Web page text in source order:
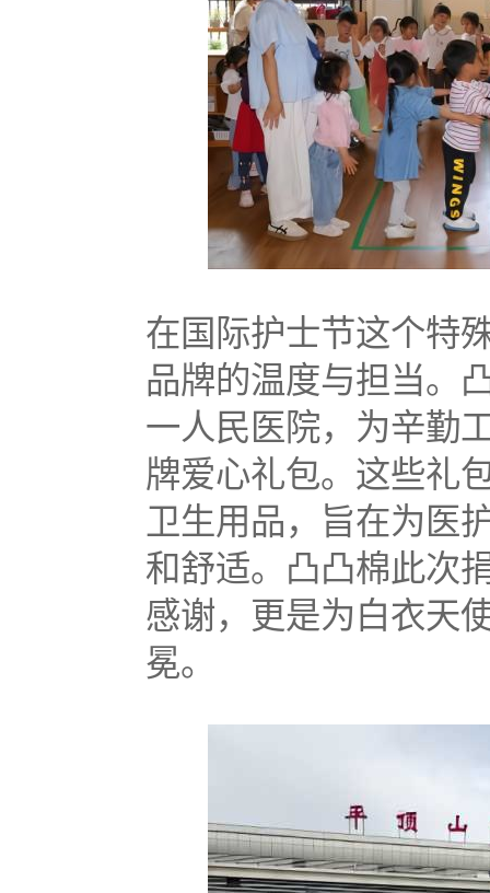
在国际护士节这个特
品牌的温度与担当。
一人民医院，为辛勤
牌爱心礼包。这些礼
卫生用品，旨在为医
和舒适。凸凸棉此次
感谢，更是为白衣天
冕。